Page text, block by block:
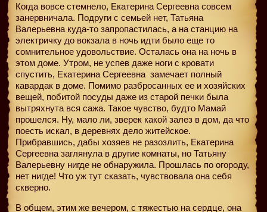
Когда вовсе стемнело, Екатерина Сергеевна совсем
занервничала. Подруги с семьей нет, Татьяна
Валерьевна куда-то запропастилась, а на станцию на
электричку до вокзала в ночь идти было еще то
сомнительное удовольствие. Осталась она на ночь в
этом доме. Утром, не успев даже ноги с кровати
спустить, Екатерина Сергеевна замечает полный
кавардак в доме. Помимо разбросанных ее и хозяйских
вещей, побитой посуды даже из старой печки была
вытряхнута вся сажа. Такое чувство, будто Мамай
прошелся. Ну, мало ли, зверек какой залез в дом, да что
поесть искал, в деревнях дело житейское.
Прибравшись, дабы хозяев не разозлить, Екатерина
Сергеевна заглянула в другие комнаты, но Татьяну
Валерьевну нигде не обнаружила. Прошлась по огороду,
нет нигде! Что уж тут сказать, чувствовала она себя
скверно.
В общем, этим же вечером, с тяжестью на сердце, она